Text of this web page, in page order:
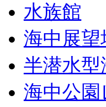
水族館
海中展望
半潜水
海中公